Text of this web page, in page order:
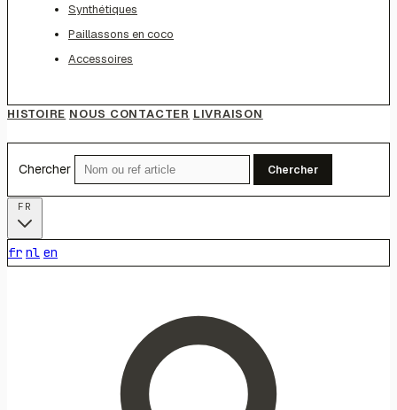
Synthétiques
Paillassons en coco
Accessoires
HISTOIRE NOUS CONTACTER LIVRAISON
Chercher Chercher
fr nl en